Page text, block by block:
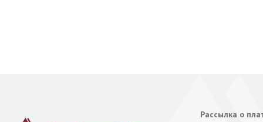
Рассылка о